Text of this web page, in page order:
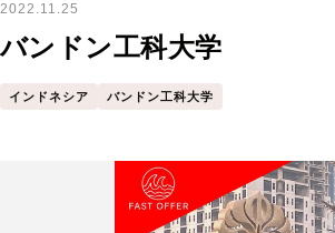
2022.11.25
バンドン工科大学
インドネシア バンドン工科大学